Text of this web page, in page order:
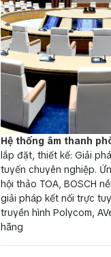
Hệ thống âm thanh
lắp đặt, thiết kế: Giải
tuyến chuyên nghiệp.
hội thảo TOA, BOSCH
giải pháp kết nối trực
truyền hình Polycom,
hãng